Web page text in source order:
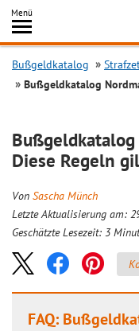
Inhalt
springen
Menü
Bußgeldkatalog
Bußgeldkatalog
Diese Regeln
Von Sascha Münch
Letzte Aktualisierung am:
Geschätzte Lesezeit: 3
FAQ: